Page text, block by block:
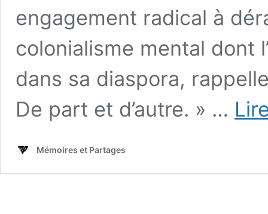
engagement radical à
colonialisme mental dont
dans sa diaspora,
De part et d’autre. » …
Mémoires et Partages